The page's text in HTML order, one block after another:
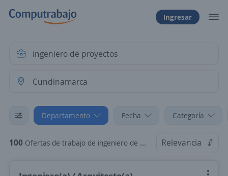
Ingresar
Departamento Fecha Categoría
100 Ofertas de trabajo de ingeniero de proyectos en Cundinamarca Relevancia